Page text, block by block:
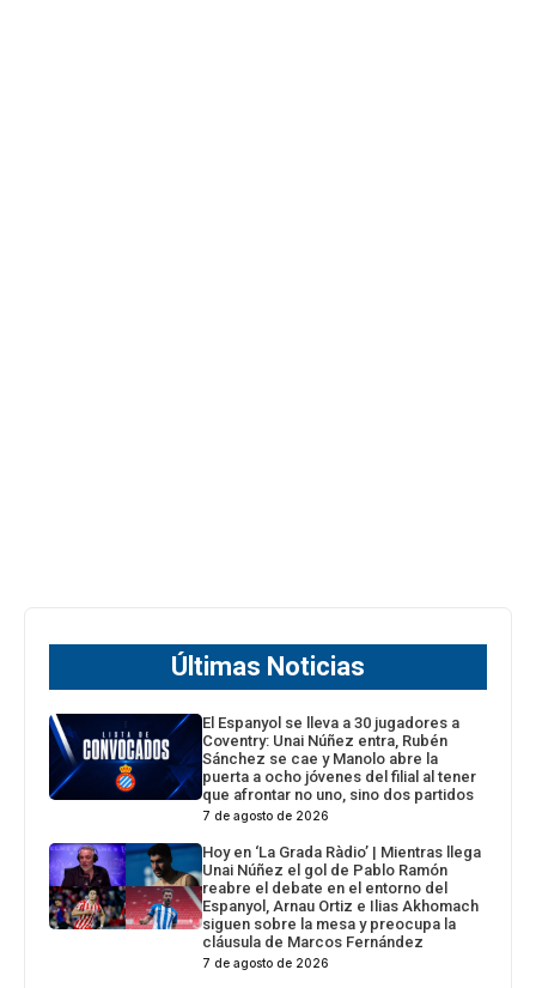
Últimas Noticias
El Espanyol se lleva a 30 jugadores a
Coventry: Unai Núñez entra, Rubén
Sánchez se cae y Manolo abre la
puerta a ocho jóvenes del filial al tener
que afrontar no uno, sino dos partidos
7 de agosto de 2026
Hoy en ‘La Grada Ràdio’ | Mientras llega
Unai Núñez el gol de Pablo Ramón
reabre el debate en el entorno del
Espanyol, Arnau Ortiz e Ilias Akhomach
siguen sobre la mesa y preocupa la
cláusula de Marcos Fernández
7 de agosto de 2026